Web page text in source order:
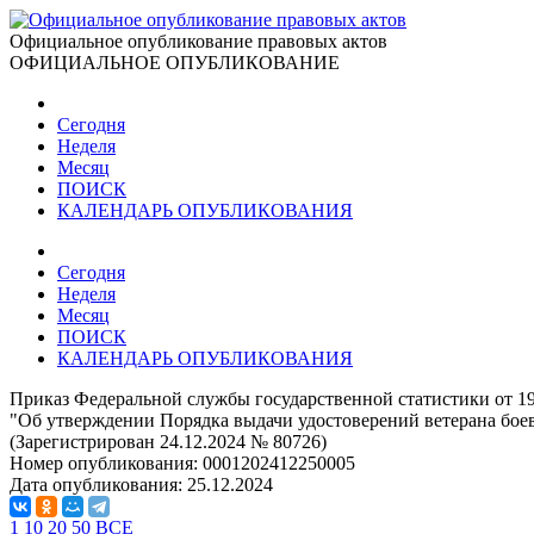
Официальное опубликование правовых актов
ОФИЦИАЛЬНОЕ ОПУБЛИКОВАНИЕ
Сегодня
Неделя
Месяц
ПОИСК
КАЛЕНДАРЬ ОПУБЛИКОВАНИЯ
Сегодня
Неделя
Месяц
ПОИСК
КАЛЕНДАРЬ ОПУБЛИКОВАНИЯ
Приказ Федеральной службы государственной статистики от
"Об утверждении Порядка выдачи удостоверений ветерана
(Зарегистрирован 24.12.2024 № 80726)
Номер опубликования: 0001202412250005
Дата опубликования: 25.12.2024
1 10 20 50 ВСЕ